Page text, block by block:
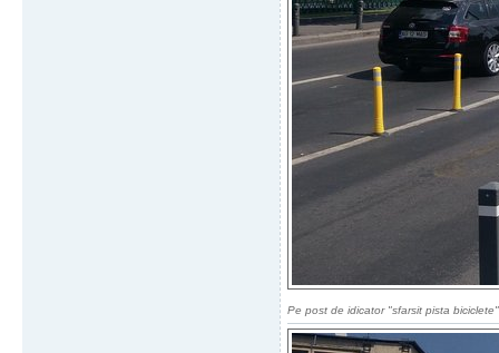
Pe post de idicator "sfarsit pista